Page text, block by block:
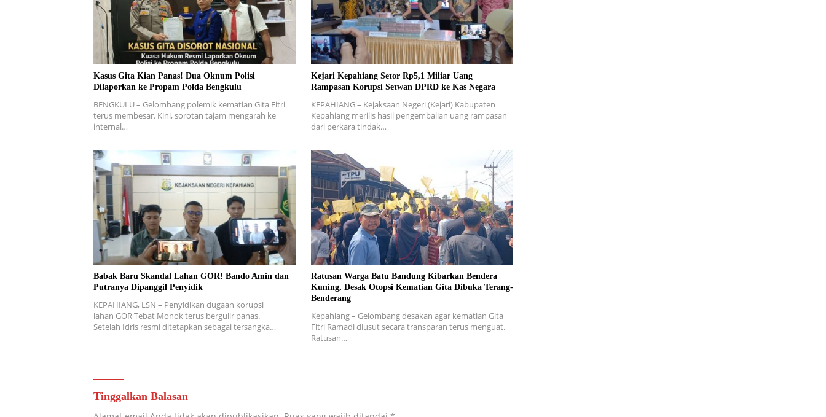
Kasus Gita Kian Panas! Dua Oknum Polisi
Dilaporkan ke Propam Polda Bengkulu
BENGKULU – Gelombang polemik kematian Gita Fitri
terus membesar. Kini, sorotan tajam mengarah ke
internal…
Kejari Kepahiang Setor Rp5,1 Miliar Uang
Rampasan Korupsi Setwan DPRD ke Kas Negara
KEPAHIANG – Kejaksaan Negeri (Kejari) Kabupaten
Kepahiang merilis hasil pengembalian uang rampasan
dari perkara tindak…
Babak Baru Skandal Lahan GOR! Bando Amin dan
Putranya Dipanggil Penyidik
KEPAHIANG, LSN – Penyidikan dugaan korupsi
lahan GOR Tebat Monok terus bergulir panas.
Setelah Idris resmi ditetapkan sebagai tersangka…
Ratusan Warga Batu Bandung Kibarkan Bendera
Kuning, Desak Otopsi Kematian Gita Dibuka Terang-
Benderang
Kepahiang – Gelombang desakan agar kematian Gita
Fitri Ramadi diusut secara transparan terus menguat.
Ratusan…
Tinggalkan Balasan